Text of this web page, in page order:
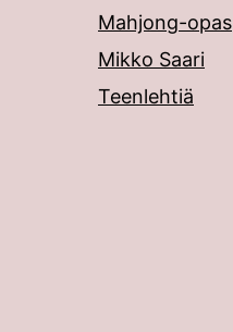
Mahjong-opas
Mikko Saari
Teenlehtiä